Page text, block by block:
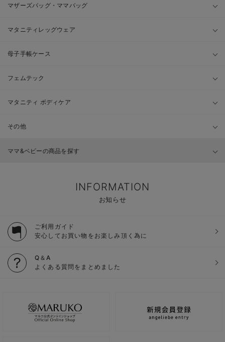
マザーズバッグ・ママバッグ
マタニティレッグウェア
母子手帳ケース
フェムテック
マタニティ ボディケア
その他
ママ&ベビーの商品を探す
INFORMATION
お知らせ
ご利用ガイド
安心してお買い物をお楽しみ頂く為に
Q＆A
よくある質問をまとめました